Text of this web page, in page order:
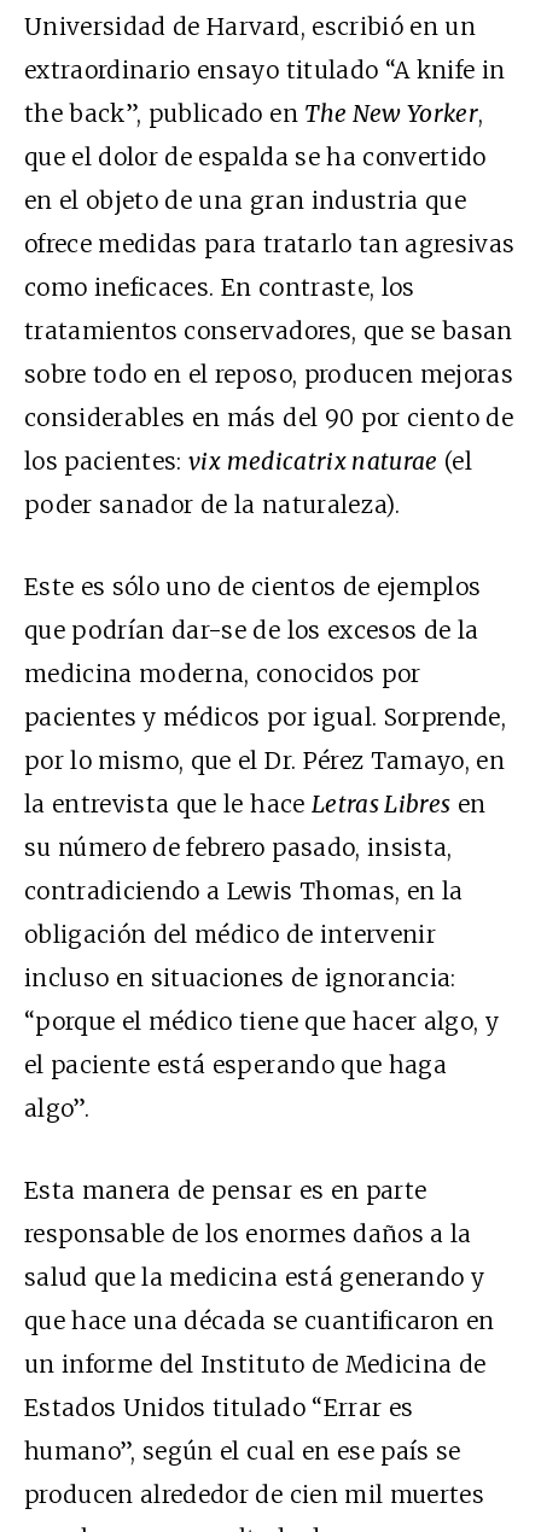
Universidad de Harvard, escribió en un
extraordinario ensayo titulado “A knife in
the back”, publicado en The New Yorker,
que el dolor de espalda se ha convertido
en el objeto de una gran industria que
ofrece medidas para tratarlo tan agresivas
como ineficaces. En contraste, los
tratamientos conservadores, que se basan
sobre todo en el reposo, producen mejoras
considerables en más del 90 por ciento de
los pacientes:vix medicatrix naturae (el
poder sanador de la naturaleza).
Este es sólo uno de cientos de ejemplos
que podrían dar-se de los excesos de la
medicina moderna, conocidos por
pacientes y médicos por igual. Sorprende,
por lo mismo, que el Dr. Pérez Tamayo, en
la entrevista que le hace Letras Libres en
su número de febrero pasado, insista,
contradiciendo a Lewis Thomas, en la
obligación del médico de intervenir
incluso en situaciones de ignorancia:
“porque el médico tiene que hacer algo, y
el paciente está esperando que haga
algo”.
Esta manera de pensar es en parte
responsable de los enormes daños a la
salud que la medicina está generando y
que hace una década se cuantificaron en
un informe del Instituto de Medicina de
Estados Unidos titulado “Errar es
humano”, según el cual en ese país se
producen alrededor de cien mil muertes